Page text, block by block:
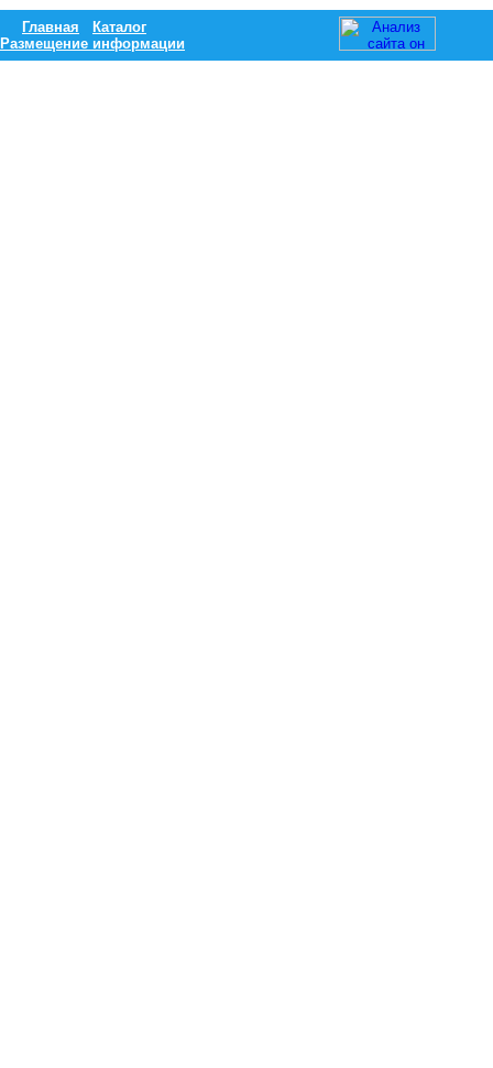
Главная
Каталог
Размещение информации